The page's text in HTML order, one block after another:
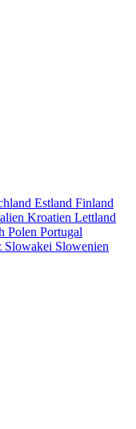
Estland Finland
Kroatien Lettland
Polen Portugal
Slowakei Slowenien